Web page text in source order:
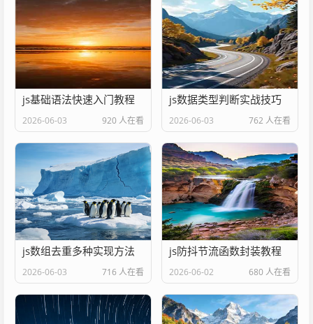
js基础语法快速入门教程
2026-06-03 920 人在看
js数据类型判断实战技巧
2026-06-03 762 人在看
js数组去重多种实现方法
2026-06-03 716 人在看
js防抖节流函数封装教程
2026-06-02 680 人在看